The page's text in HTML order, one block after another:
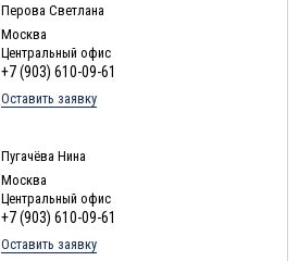
Перова Светлана
Москва
Центральный офис
+7 (903) 610-09-61
Оставить заявку
Пугачёва Нина
Москва
Центральный офис
+7 (903) 610-09-61
Оставить заявку